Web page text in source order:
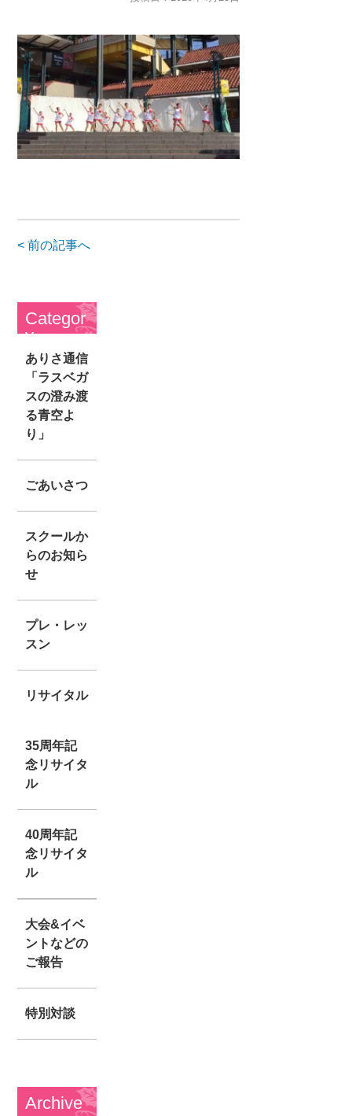
< 前の記事へ
Categor
y
ありさ通信
「ラスベガ
スの澄み渡
る青空よ
り」
ごあいさつ
スクールか
らのお知ら
せ
プレ・レッ
スン
リサイタル
35周年記
念リサイタ
ル
40周年記
念リサイタ
ル
大会&イベ
ントなどの
ご報告
特別対談
Archive